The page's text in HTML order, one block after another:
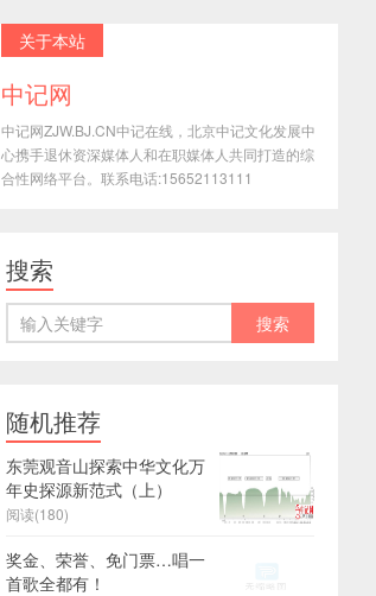
关于本站
中记网
中记网ZJW.BJ.CN中记在线，北京中记文化发展中
心携手退休资深媒体人和在职媒体人共同打造的综
合性网络平台。联系电话:15652113111
搜索
随机推荐
东莞观音山探索中华文化万
年史探源新范式（上）
阅读(180)
奖金、荣誉、免门票…唱一
首歌全都有！